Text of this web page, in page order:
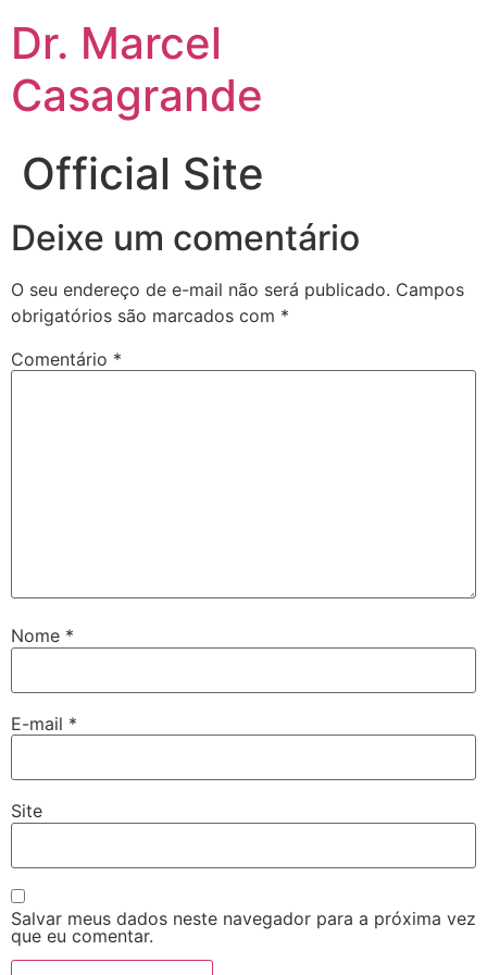
Dr. Marcel
Casagrande
Official Site
Deixe um comentário
O seu endereço de e-mail não será publicado. Campos
obrigatórios são marcados com *
Comentário *
Nome *
E-mail *
Site
Salvar meus dados neste navegador para a próxima vez
que eu comentar.